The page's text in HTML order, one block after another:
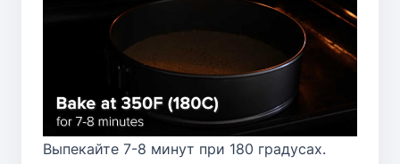
Выпекайте 7-8 минут при 180 градусах.